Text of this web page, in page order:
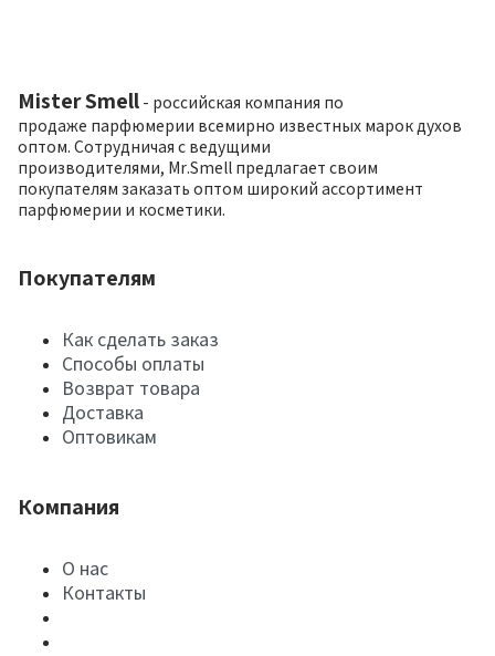
Mister Smell - российская компания по
продаже парфюмерии всемирно известных марок духов
оптом. Сотрудничая с ведущими
производителями, Mr.Smell предлагает своим
покупателям заказать оптом широкий ассортимент
парфюмерии и косметики.
Покупателям
Как сделать заказ
Способы оплаты
Возврат товара
Доставка
Оптовикам
Компания
О нас
Контакты